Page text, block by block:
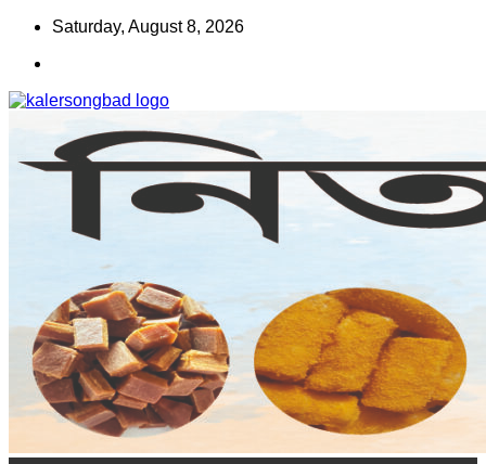
Skip
content
Saturday, August 8, 2026
কালের সংবাদ
www.kalersongbad.com